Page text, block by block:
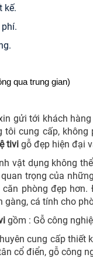
kế.
qua trung gian)
gửi tới khách hàng
tôi cung cấp,
tivi gỗ đẹp hiện đại
vật dụng không
trọng của
phòng đẹp
gàng, cá tính cho
gồm : Gỗ công
cung cấp thiết
cổ điển, gỗ công